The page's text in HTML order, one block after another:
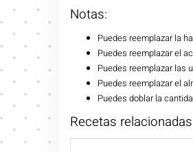
Notas:
Puedes reemplazar la
Puedes reemplazar el
Puedes reemplazar las
Puedes reemplazar el
Puedes doblar la
Recetas